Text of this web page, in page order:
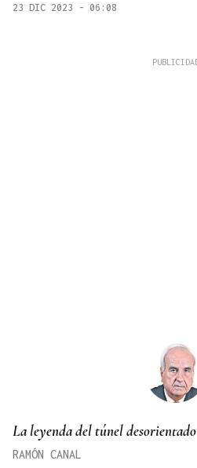
23 DIC 2023 - 06:08
La leyenda del túnel desorientado
RAMÓN CANAL